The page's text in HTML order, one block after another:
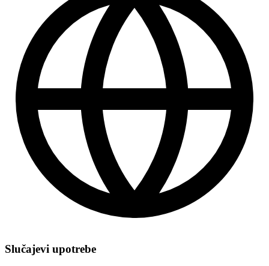
Slučajevi upotrebe